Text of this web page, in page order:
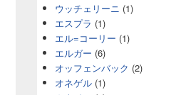
ウッチェリーニ (1)
エスプラ (1)
エル=コーリー (1)
エルガー (6)
オッフェンバック (2)
オネゲル (1)